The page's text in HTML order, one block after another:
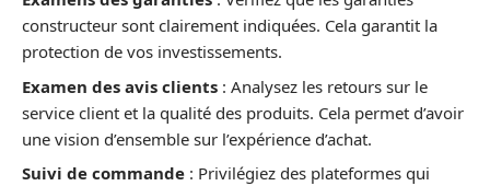
constructeur sont clairement indiquées. Cela garantit la
protection de vos investissements.
Examen des avis clients : Analysez les retours sur le
service client et la qualité des produits. Cela permet d’avoir
une vision d’ensemble sur l’expérience d’achat.
Suivi de commande : Privilégiez des plateformes qui